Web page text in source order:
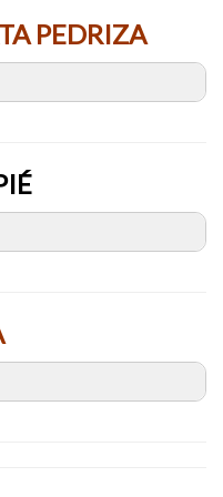
PEDRIZA